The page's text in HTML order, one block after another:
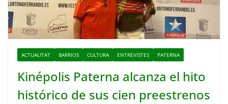
ACTUALITAT BARRIOS CULTURA ENTREVISTES PATERNA
Kinépolis Paterna alcanza el hito
histórico de sus cien preestrenos